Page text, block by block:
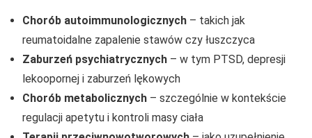
Chorób autoimmunologicznych – takich jak
reumatoidalne zapalenie stawów czy łuszczyca
Zaburzeń psychiatrycznych – w tym PTSD, depresji
lekoopornej i zaburzeń lękowych
Chorób metabolicznych – szczególnie w kontekście
regulacji apetytu i kontroli masy ciała